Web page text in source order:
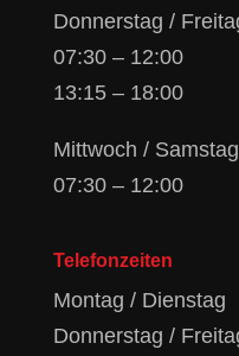
Donnerstag /
07:30 – 12:00
13:15 – 18:00
Mittwoch / Samstag
07:30 – 12:00
Telefonzeiten
Montag / Dienstag
Donnerstag /